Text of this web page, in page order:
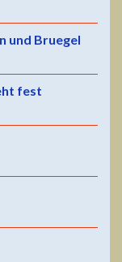
und Bruegel
fest